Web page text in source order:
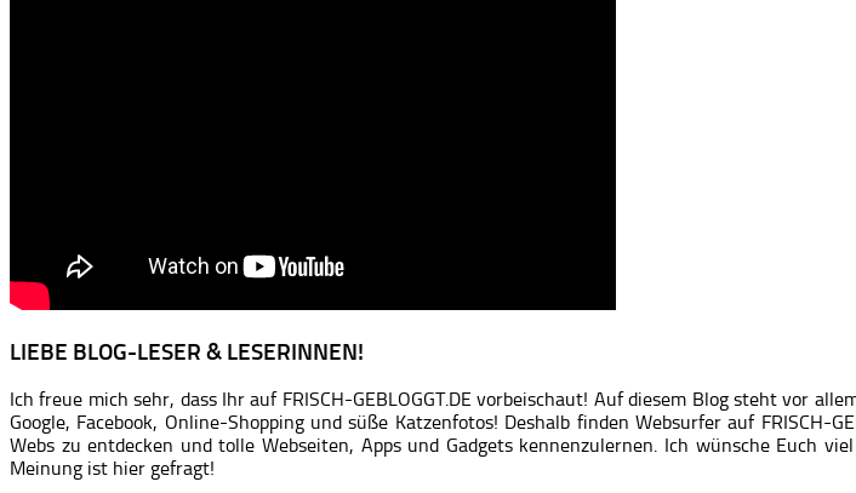
LIEBE BLOG-LESER & LESERINNEN!
Ich freue mich sehr, dass Ihr auf FRISCH-GEBLOGGT.DE vorbeischaut! Auf diesem Blog steht vor
Google, Facebook, Online-Shopping und süße Katzenfotos! Deshalb finden Websurfer auf FRISCH-
Webs zu entdecken und tolle Webseiten, Apps und Gadgets kennenzulernen. Ich wünsche Euch
Meinung ist hier gefragt!